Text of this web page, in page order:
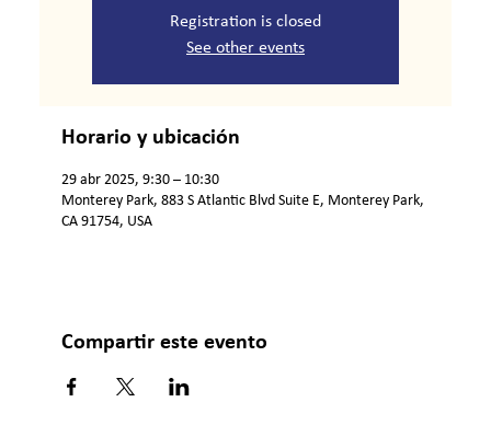
Registration is closed
See other events
Horario y ubicación
29 abr 2025, 9:30 – 10:30
Monterey Park, 883 S Atlantic Blvd Suite E, Monterey Park,
CA 91754, USA
Compartir este evento